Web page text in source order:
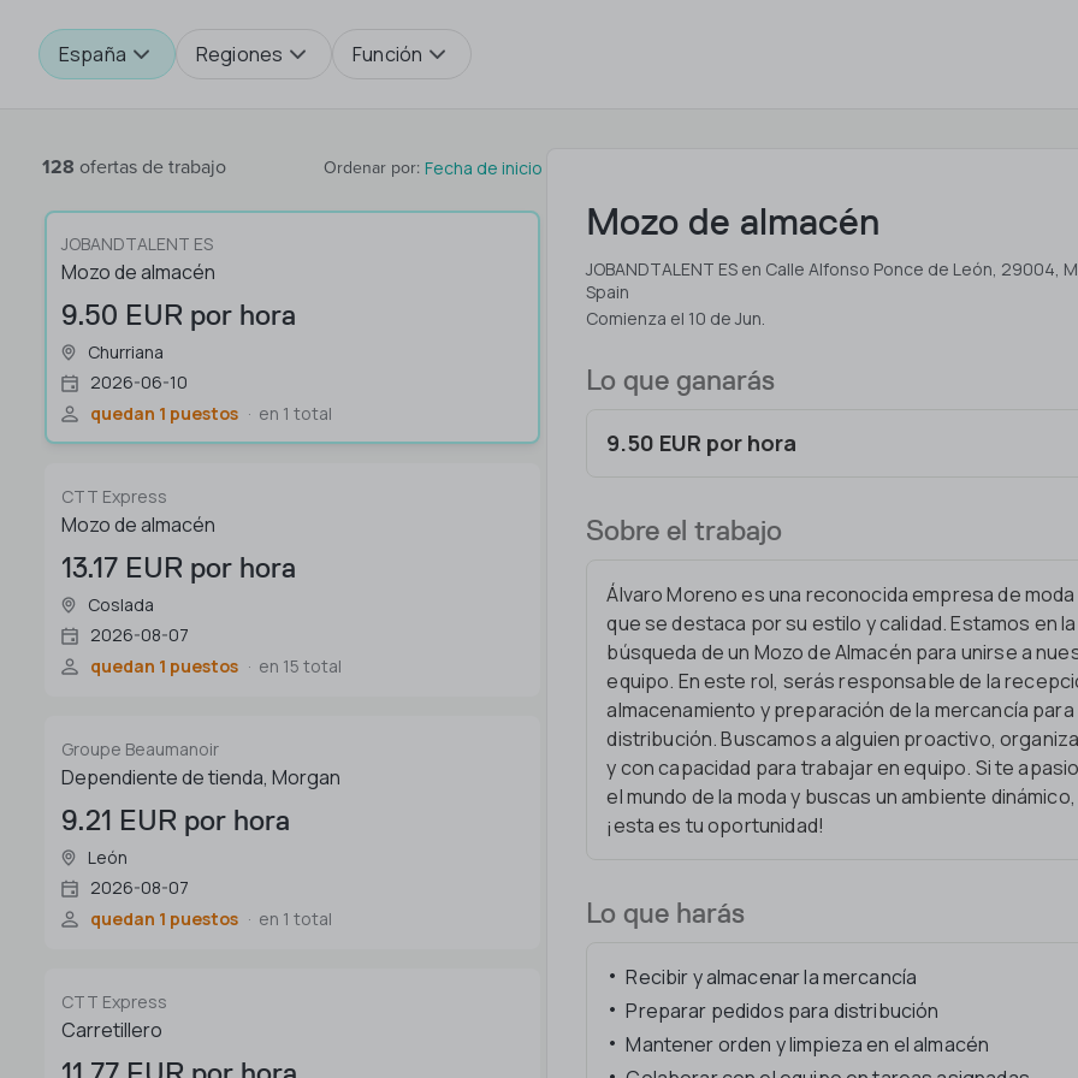
España Regiones Función
128 ofertas de trabajo Ordenar por: Fecha de inicio
JOBANDTALENT ES
Mozo de almacén
9.50 EUR por hora
Churriana
2026-06-10
quedan 1 puestos
en 1 total
CTT Express
Mozo de almacén
13.17 EUR por hora
Coslada
2026-08-07
quedan 1 puestos
en 15 total
Groupe Beaumanoir
Dependiente de tienda, Morgan
9.21 EUR por hora
León
2026-08-07
quedan 1 puestos
en 1 total
CTT Express
Carretillero
Mozo de almacén
JOBANDTALENT ES en Calle Alfonso Ponce de León, 29004,
Spain
Comienza el 10 de Jun.
Lo que ganarás
9.50 EUR por hora
Sobre el trabajo
Álvaro Moreno es una reconocida empresa de moda
que se destaca por su estilo y calidad. Estamos en la
búsqueda de un Mozo de Almacén para unirse a
equipo. En este rol, serás responsable de la
almacenamiento y preparación de la mercancía para
distribución. Buscamos a alguien proactivo,
y con capacidad para trabajar en equipo. Si te
el mundo de la moda y buscas un ambiente dinámico,
¡esta es tu oportunidad!
Lo que harás
Recibir y almacenar la mercancía
Preparar pedidos para distribución
Mantener orden y limpieza en el almacén